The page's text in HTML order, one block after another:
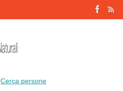
Cerca persone